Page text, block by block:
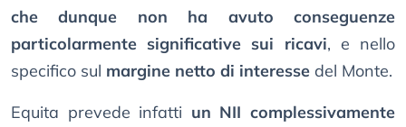
che dunque non ha avuto conseguenze
particolarmente significative sui ricavi, e nello
specifico sul margine netto di interesse del Monte.
Equita prevede infatti un NII complessivamente